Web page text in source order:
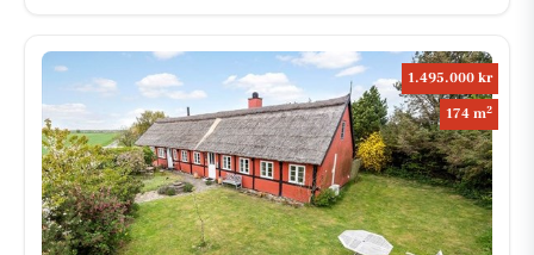
1.495.000 kr
174 m2